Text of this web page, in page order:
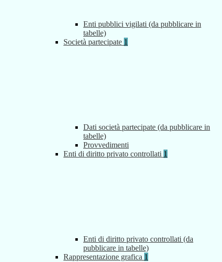
Enti pubblici vigilati (da pubblicare in
tabelle)
Società partecipate 1
Dati società partecipate (da pubblicare in
tabelle)
Provvedimenti
Enti di diritto privato controllati 1
Enti di diritto privato controllati (da
pubblicare in tabelle)
Rappresentazione grafica 1